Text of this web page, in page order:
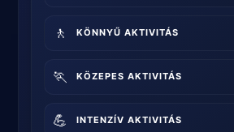
🚶 KÖNNYŰ AKTIVITÁS
🏃 KÖZEPES AKTIVITÁS
💪 INTENZÍV AKTIVITÁS